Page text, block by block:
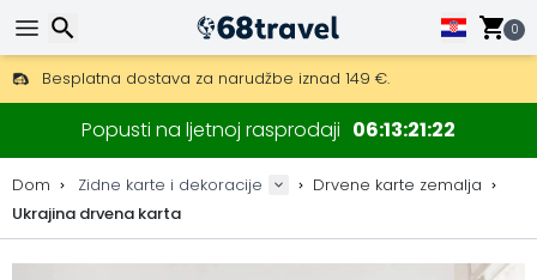
0
Besplatna dostava za narudžbe iznad 149 €.
Mogućnost slanja DHL Expressom (dostava unutar 24 sata)
30 dana za povrat, 90 dana za drvene karte i dekoracije.
Originalni proizvođač karata i dekoracija.
Popusti na ljetnoj rasprodaji 06132121
Dom Zidne karte i dekoracije
Drvene karte zemalja
Ukrajina drvena karta
Traži
Traži